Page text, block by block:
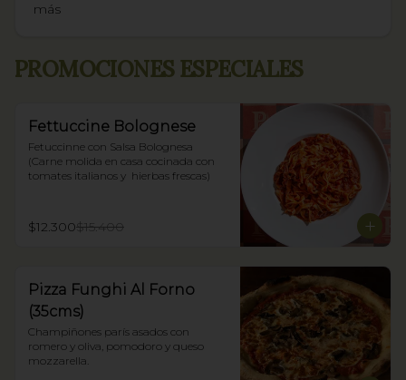
más
PROMOCIONES ESPECIALES
Fettuccine Bolognese
Fetuccinne con Salsa Bolognesa
(Carne molida en casa cocinada con
tomates italianos y  hierbas frescas)
$12.300$15.400
Pizza Funghi Al Forno
(35cms)
Champiñones parís asados con
romero y oliva, pomodoro y queso
mozzarella.